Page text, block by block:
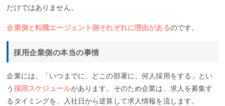
だけではありません。
企業側と転職エージェント側それぞれに理由があるのです。
採用企業側の本当の事情
企業には、「いつまでに、どこの部署に、何人採用をする」とい
う 採用スケジュールがあります。そのため企業は、求人を募集す
るタイミングを、入社日から逆算して求人情報を流します。